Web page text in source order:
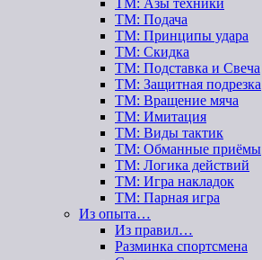
ТМ: Подача
ТМ: Принципы удара
ТМ: Скидка
ТМ: Подставка и Свеча
ТМ: Защитная подрезка
ТМ: Вращение мяча
ТМ: Имитация
ТМ: Виды тактик
ТМ: Обманные приёмы
ТМ: Логика действий
ТМ: Игра накладок
ТМ: Парная игра
Из опыта…
Из правил…
Разминка спортсмена